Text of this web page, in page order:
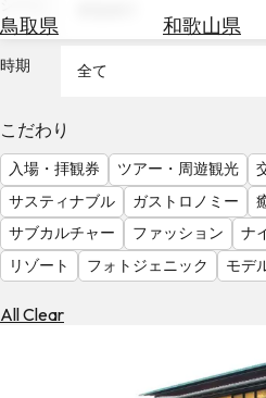
鳥取県
和歌山県
を
調
べ
る
天
気
を
見
る
時期 全て
こだわり
入場・拝観券 ツアー・周遊観光
サスティナブル
ガストロノミー
サブカルチャー
ファッション
ナ
リゾート
フォトジェニック モデ
All Clear